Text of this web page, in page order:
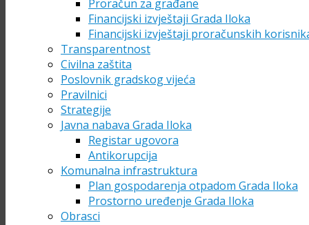
Proračun za građane
Financijski izvještaji Grada Iloka
Financijski izvještaji proračunskih
Transparentnost
Civilna zaštita
Poslovnik gradskog vijeća
Pravilnici
Strategije
Javna nabava Grada Iloka
Registar ugovora
Antikorupcija
Komunalna infrastruktura
Plan gospodarenja otpadom Grada Iloka
Prostorno uređenje Grada Iloka
Obrasci